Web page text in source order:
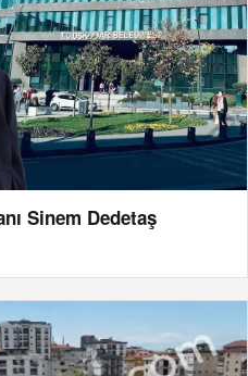
Sinem Dedetaş